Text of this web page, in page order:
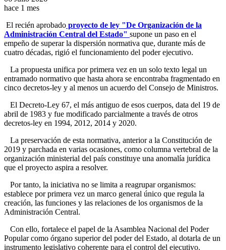
hace 1 mes
El recién aprobado proyecto de ley "De Organización de la
Administración Central del Estado" supone un paso en el
empeño de superar la dispersión normativa que, durante más de
cuatro décadas, rigió el funcionamiento del poder ejecutivo.
La propuesta unifica por primera vez en un solo texto legal un
entramado normativo que hasta ahora se encontraba fragmentado en
cinco decretos-ley y al menos un acuerdo del Consejo de Ministros.
El Decreto-Ley 67, el más antiguo de esos cuerpos, data del 19 de
abril de 1983 y fue modificado parcialmente a través de otros
decretos-ley en 1994, 2012, 2014 y 2020.
La preservación de esta normativa, anterior a la Constitución de
2019 y parchada en varias ocasiones, como columna vertebral de la
organización ministerial del país constituye una anomalía jurídica
que el proyecto aspira a resolver.
Por tanto, la iniciativa no se limita a reagrupar organismos:
establece por primera vez un marco general único que regula la
creación, las funciones y las relaciones de los organismos de la
Administración Central.
Con ello, fortalece el papel de la Asamblea Nacional del Poder
Popular como órgano superior del poder del Estado, al dotarla de un
instrumento legislativo coherente para el control del ejecutivo.